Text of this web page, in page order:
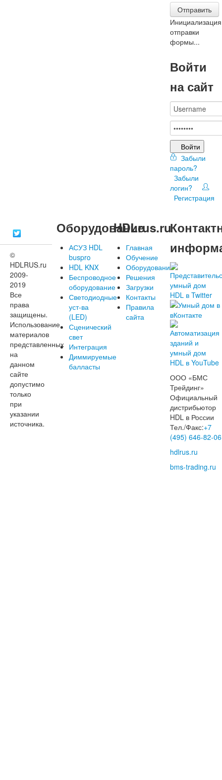
Отправить
Инициализация
отправки
формы...
Войти
на сайт
Войти
Забыли
пароль?
Забыли
логин?
Регистрация
©
HDLRUS.ru
2009-
2019
Все
права
защищены.
Использование
материалов
представленных
на
данном
сайте
допустимо
только
при
указании
источника.
Оборудование
АСУЗ HDL
buspro
HDL KNX
Беспроводное
оборудование
Светодиодные
уст-ва
(LED)
Сценический
свет
Интеграция
Диммируемые
балласты
HDLrus.ru
Главная
Обучение
Оборудование
Решения
Загрузки
Контакты
Правила
сайта
ООО «БМС
Трейдинг»
Официальный
дистрибьютор
HDL в России
Тел./Факс:+7
(495) 646-82-06
hdlrus.ru
bms-trading.ru